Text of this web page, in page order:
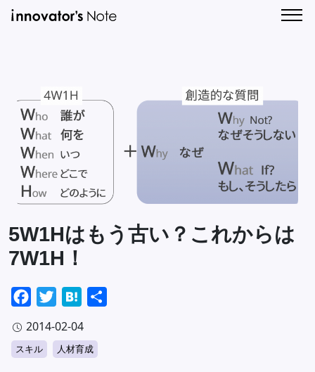
覧
覧
5W1Hはもう古い？これからは
7W1H！
FacebookTwitterHatena
2014-02-04
スキル 人材育成